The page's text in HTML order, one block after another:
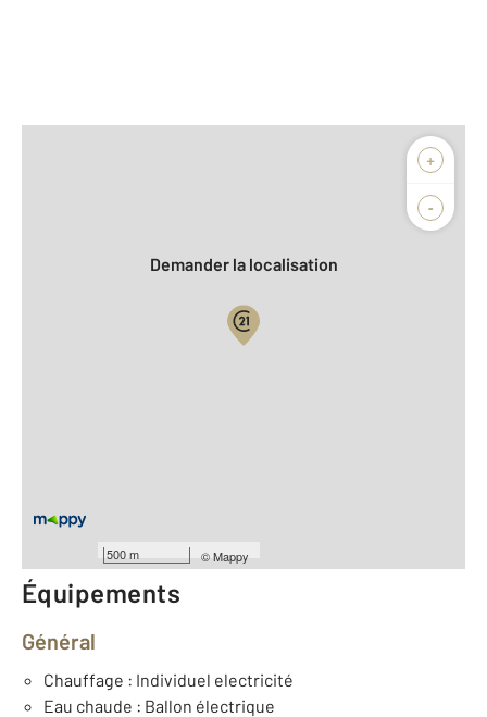
+
-
500 m ©Mappy
Biens vendus
Demander la localisation
Année construction : 1880
Équipements
Général
Chauffage : Individuel electricité
Eau chaude : Ballon électrique